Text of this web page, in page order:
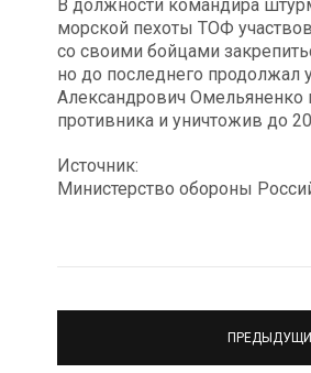
В должности командира
морской пехоты ТОФ
со своими бойцами
но до последнего продолжал
Александрович Омельяненко
противника и уничтожив до
Источник:
Министерство обороны